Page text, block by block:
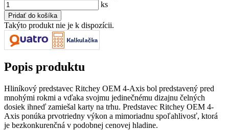
ks
Takýto produkt nie je k dispozícii.
Popis produktu
Hliníkový predstavec Ritchey OEM 4-Axis bol predstavený pred
mnohými rokmi a vďaka svojmu jedinečnému dizajnu čelných
dosiek ihneď zamiešal karty na trhu. Predstavec Ritchey OEM 4-
Axis ponúka prvotriedny výkon a mimoriadnu spoľahlivosť, ktorá
je bezkonkurenčná v podobnej cenovej hladine.